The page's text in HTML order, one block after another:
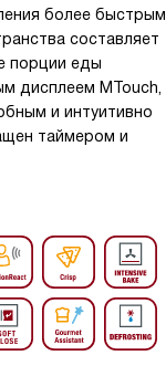
более быстрым
составляет
порции еды
дисплеем MTouch,
и интуитивно
таймером и